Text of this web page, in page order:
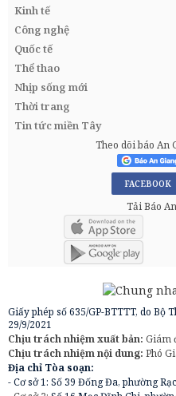
Kinh tế
Công nghệ
Quốc tế
Thể thao
Nhịp sống mới
Thời trang
Tin tức miền Tây
Theo dõi báo An
FACEBOOK
Tải Báo
Giấy phép số 635/GP-BTTTT, do
29/9/2021
Chịu trách nhiệm xuất bản: Giám
Chịu trách nhiệm nội dung: Phó
Địa chỉ Tòa soạn:
- Cơ sở 1: Số 39 Đống Đa, phường